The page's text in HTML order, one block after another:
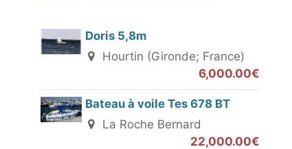
Doris 5,8m
Hourtin (Gironde; France)
6,000.00€
Bateau à voile Tes 678 BT
La Roche Bernard
22,000.00€